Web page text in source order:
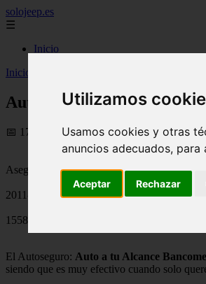
Utilizamos
Usamos cookies y otras
anuncios adecuados,
Aceptar Rechazar
solojeep.es
☰
Inicio
Inicio
Auto a tu Alcance
📅 17/08/2025
Aseguradoras
2011-11-18
1558
El Autoseguro: Auto a tu Alcance
siendo que es muy efectivo cuando solo